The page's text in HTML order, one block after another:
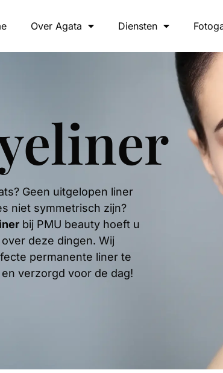
Over Agata Diensten
Geen uitgelopen liner
niet symmetrisch zijn?
bij PMU beauty hoeft u
deze dingen. Wij
permanente liner te
verzorgd voor de dag!